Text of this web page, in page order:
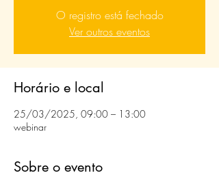
O registro está fechado
Ver outros eventos
Horário e local
25/03/2025, 09:00 – 13:00
webinar
Sobre o evento